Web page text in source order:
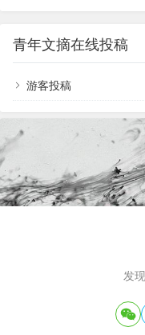
同的颜
非常舒
计，舒
吧，希
手台的
风小户
户的玄
一侧的
平的简
青年文摘在线投稿
游客投稿
发